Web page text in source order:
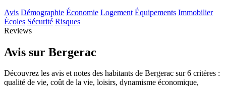
Avis Démographie Économie Logement Équipements Immobilier
Écoles Sécurité Risques
Reviews
Avis sur Bergerac
Découvrez les avis et notes des habitants de Bergerac sur 6 critères :
qualité de vie, coût de la vie, loisirs, dynamisme économique,